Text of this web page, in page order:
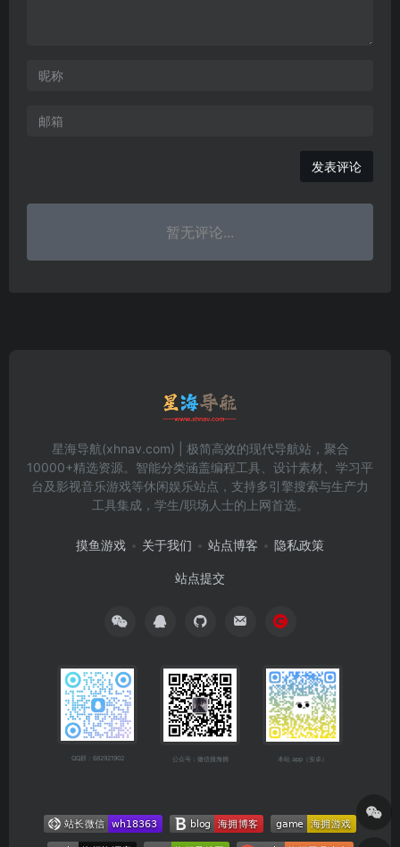
发表评论
暂无评论...
星海导航(xhnav.com) | 极简高效的现代导航站，聚合
10000+精选资源。智能分类涵盖编程工具、设计素材、学习平
台及影视音乐游戏等休闲娱乐站点，支持多引擎搜索与生产力
工具集成，学生/职场人士的上网首选。
摸鱼游戏 关于我们 站点博客 隐私政策
站点提交
QQ群：682921902 公众号：微信搜海拥 本站 app（安卓）